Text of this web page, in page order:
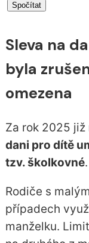
Sleva na
byla
omezena
Za rok 2025
dani pro dítě
tzv. školkovné.
Rodiče s
případech
manželku.